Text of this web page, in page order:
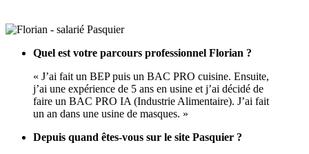
Quel est votre parcours professionnel Florian ?
« J’ai fait un BEP puis un BAC PRO cuisine. Ensuite,
j’ai une expérience de 5 ans en usine et j’ai décidé de
faire un BAC PRO IA (Industrie Alimentaire). J’ai fait
un an dans une usine de masques. »
Depuis quand êtes-vous sur le site Pasquier ?